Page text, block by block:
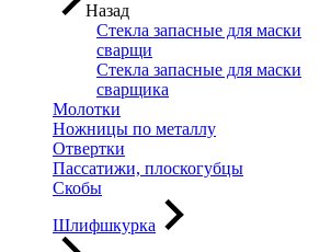
Назад
Стекла запасные для маски
сварщи
Стекла запасные для маски
сварщика
Молотки
Ножницы по металлу
Отвертки
Пассатижи, плоскогубцы
Скобы
Шлифшкурка